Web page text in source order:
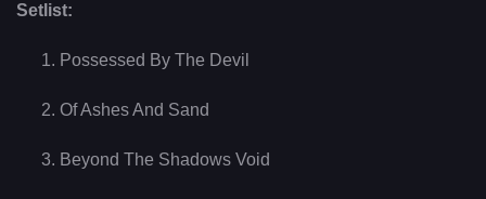
Setlist:
Possessed By The Devil
Of Ashes And Sand
Beyond The Shadows Void